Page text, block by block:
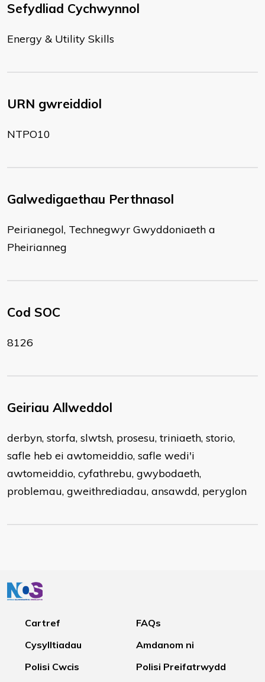
Sefydliad Cychwynnol
Energy & Utility Skills
URN gwreiddiol
NTPO10
Galwedigaethau Perthnasol
Peirianegol, Technegwyr Gwyddoniaeth a
Pheirianneg
Cod SOC
8126
Geiriau Allweddol
derbyn, storfa, slwtsh, prosesu, triniaeth, storio,
safle heb ei awtomeiddio, safle wedi'i
awtomeiddio, cyfathrebu, gwybodaeth,
problemau, gweithrediadau, ansawdd, peryglon
Cartref
FAQs
Cysylltiadau
Amdanom ni
Polisi Cwcis
Polisi Preifatrwydd